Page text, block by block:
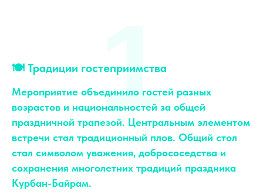
🍽 Традиции гостеприимства
Мероприятие объединило гостей разных
возрастов и национальностей за общей
праздничной трапезой. Центральным элементом
встречи стал традиционный плов. Общий стол
стал символом уважения, добрососедства и
сохранения многолетних традиций праздника
Курбан-Байрам.
1